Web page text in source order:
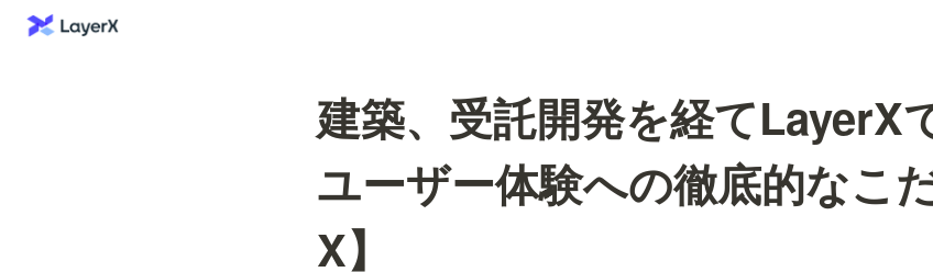
建築、受託開発を経てLayerX
ユーザー体験への徹底的なこ
X】